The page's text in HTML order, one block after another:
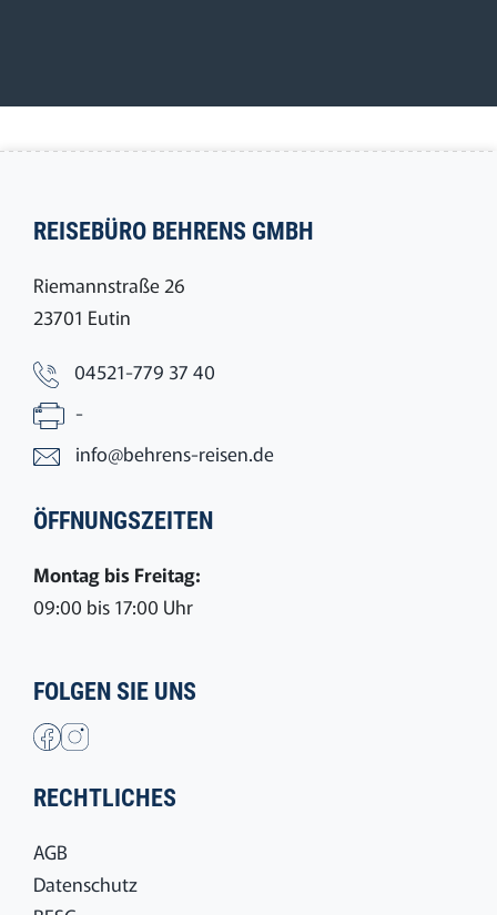
REISEBÜRO BEHRENS GMBH
Riemannstraße 26
23701 Eutin
04521-779 37 40
-
info@behrens-reisen.de
ÖFFNUNGSZEITEN
Montag bis Freitag:
09:00 bis 17:00 Uhr
FOLGEN SIE UNS
RECHTLICHES
AGB
Datenschutz